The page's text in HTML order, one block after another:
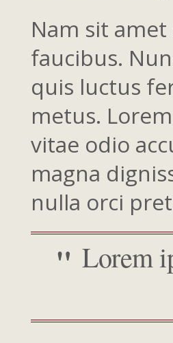
Nam sit
faucibus.
quis luctus
metus.
vitae odio
magna
nulla orci
Lorem